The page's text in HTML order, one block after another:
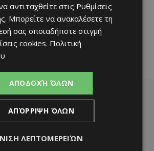
Ειδήσεις
Ο τουρισμός ως εθνική υπόθεση
Afentiko 06/08/2026
Afentiko - 06/08/2026
αντιταχθείτε στις Ρυθμίσεις
. Μπορείτε να ανακαλέσετε τη
σας οποιαδήποτε στιγμή
cookies. Πολιτική
ΑΠΟΔΟΧΉ ΌΛΩΝ
ΑΠΌΡΡΙΨΗ ΌΛΩΝ
ΛΕΠΤΟΜΕΡΕΙΏΝ